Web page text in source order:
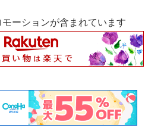
ーションが含まれています